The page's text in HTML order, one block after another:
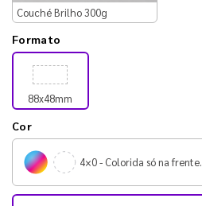
Couché Brilho 300g
Formato
88x48mm
Cor
4×0 - Colorida só na frente.